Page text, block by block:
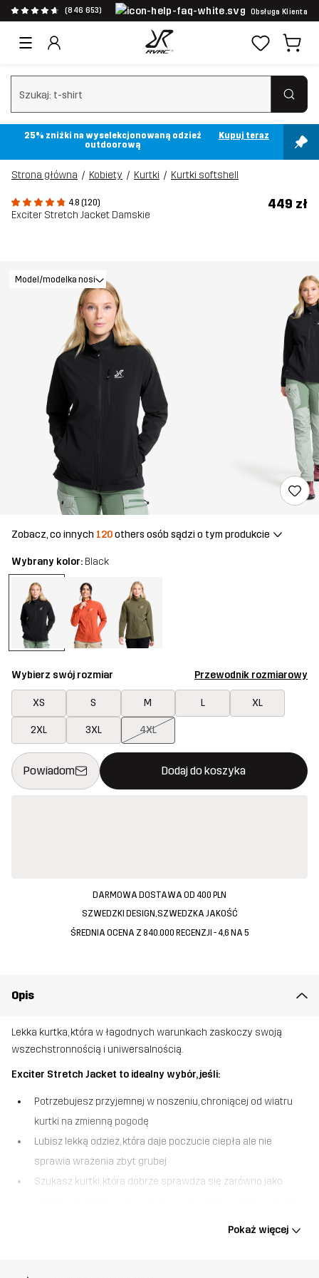
(846 653) Obsługa Klienta
Wyczyść wyszukiwanie
25% zniżki na wyselekcjonowaną odzież
outdoorową
Kupuj teraz
Strona główna Kobiety Kurtki Kurtki softshell
4.8 (120)
Exciter Stretch Jacket Damskie
449 zł
Model/modelka nosi
Zobacz, co innych 120others osób sądzi o tym produkcie
Wybrany kolor: Black
Wybierz swój rozmiar Przewodnik rozmiarowy
XS S M L XL
2XL 3XL 4XL
Powiadom Dodaj do koszyka
Ten przycisk otworzy nowe okno, w którym można
{{size}} nie jest dostępny
DARMOWA DOSTAWA OD 400 PLN
SZWEDZKI DESIGN, SZWEDZKA JAKOŚĆ
ŚREDNIA OCENA Z 840.000 RECENZJI - 4,6 NA 5
Opis
Lekka kurtka, która w łagodnych warunkach zaskoczy swoją
wszechstronnością i uniwersalnością.
Exciter Stretch Jacket to idealny wybór, jeśli:
Potrzebujesz przyjemnej w noszeniu, chroniącej od wiatru
kurtki na zmienną pogodę
Lubisz lekką odzież, która daje poczucie ciepła ale nie
sprawia wrażenia zbyt grubej
Szukasz kurtki, która dobrze sprawdza się zarówno jako
Exciter Stretch Jacket to hybryda polarowej bluzy i chroniącej
Pokaż więcej